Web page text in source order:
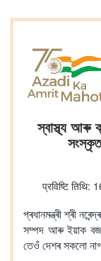
স্বাস্থ্য আৰু
সংস্কৃত
प्रविष्टि
প্ৰধানমন্ত্ৰী শ্ৰী
সম্পদ আৰু ইয়াক
তেওঁ দেশৰ সকলো